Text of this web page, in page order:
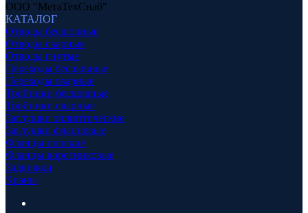
ООО "МетаТехСнаб"
КАТАЛОГ
Отводы бесшовные
Отводы сварные
Отводы гнутые
Переходы бесшовные
Переходы сварные
Тройники бесшовные
Тройники сварные
Заглушки эллиптические
Заглушки фланцевые
Фланцы плоские
Фланцы воротниковые
Задвижки
Краны